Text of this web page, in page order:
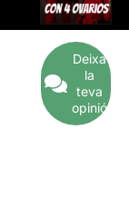
Deixa
la
teva
opinió